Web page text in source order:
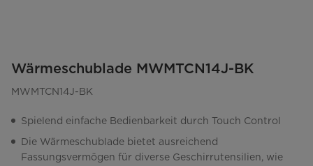
Wärmeschublade MWMTCN14J-BK
MWMTCN14J-BK
Spielend einfache Bedienbarkeit durch Touch Control
Die Wärmeschublade bietet ausreichend
Fassungsvermögen für diverse Geschirrutensilien, wie